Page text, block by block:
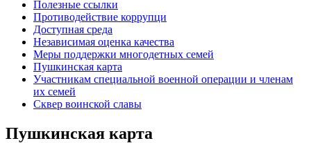
Полезные ссылки
Противодействие коррупци
Доступная среда
Независимая оценка качества
Меры поддержки многодетных семей
Пушкинская карта
Участникам специальной военной операции и членам
их семей
Сквер воинской славы
Пушкинская карта